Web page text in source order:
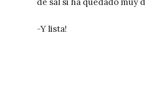
-Y lista!